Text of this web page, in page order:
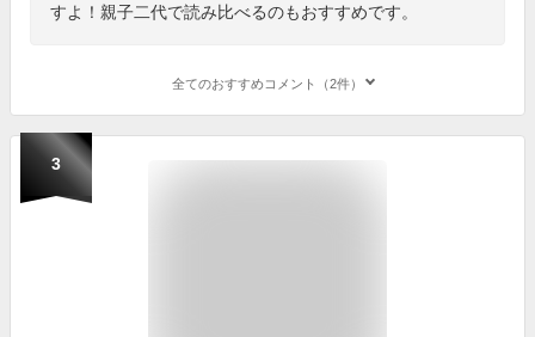
すよ！親子二代で読み比べるのもおすすめです。
全てのおすすめコメント（2件）
3